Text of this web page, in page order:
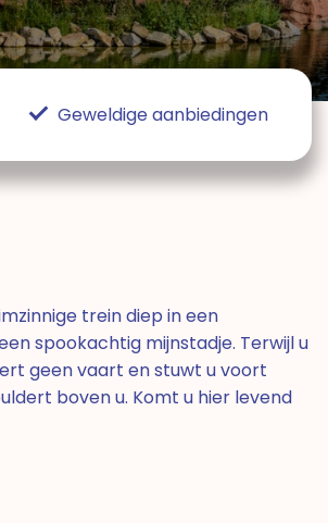
Geweldige aanbiedingen
trein diep in een
spookachtig mijnstadje. Terwijl u
geen vaart en stuwt u voort
boven u. Komt u hier levend